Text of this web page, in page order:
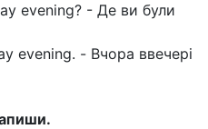
evening? - Де ви були
evening. - Вчора ввечері